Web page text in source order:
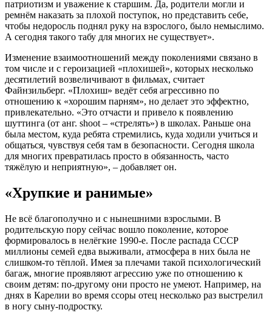
патриотизм и уважение к старшим. Да, родители могли и
ремнём наказать за плохой поступок, но представить себе,
чтобы недоросль поднял руку на взрослого, было немыслимо.
А сегодня такого табу для многих не существует».
Изменение взаимоотношений между поколениями связано в
том числе и с героизацией «плохишей», которых несколько
десятилетий возвеличивают в фильмах, считает
Файнзильберг. «Плохиш» ведёт себя агрессивно по
отношению к «хорошим парням», но делает это эффектно,
привлекательно. «Это отчасти и привело к появлению
шуттинга (от анг. shoot – «стрелять») в школах. Раньше она
была местом, куда ребята стремились, куда ходили учиться и
общаться, чувствуя себя там в безопасности. Сегодня школа
для многих превратилась просто в обязанность, часто
тяжёлую и неприятную», – добавляет он.
«Хрупкие и ранимые»
Не всё благополучно и с нынешними взрослыми. В
родительскую пору сейчас вошло поколение, которое
формировалось в нелёгкие 1990-е. После распада СССР
миллионы семей едва выживали, атмосфера в них была не
слишком-то тёплой. Имея за плечами такой психологический
багаж, многие проявляют агрессию уже по отношению к
своим детям: по-другому они просто не умеют. Например, на
днях в Карелии во время ссоры отец несколько раз выстрелил
в ногу сыну-подростку.